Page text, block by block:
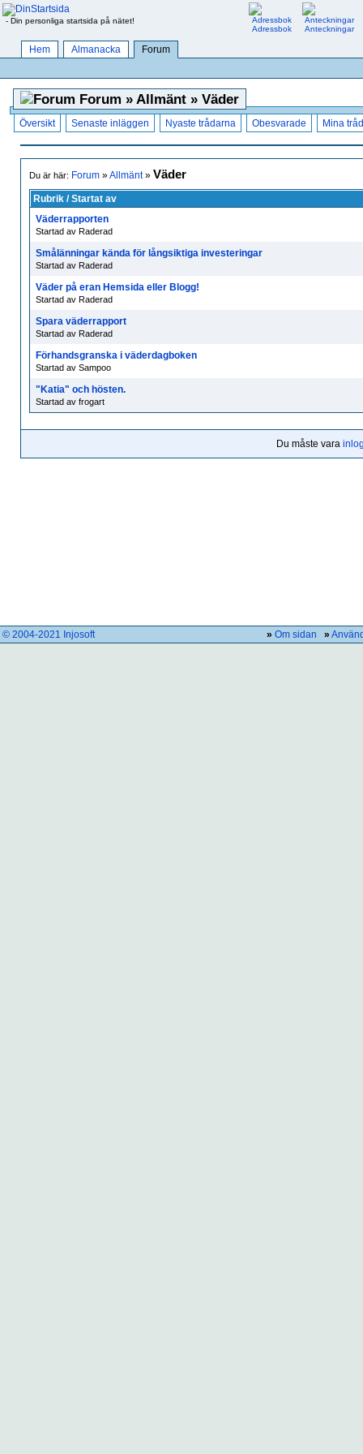
- Din personliga startsida på nätet!
Adressbok
Anteckningar
Hem Almanacka Forum
Forum » Allmänt » Väder
Översikt Senaste inläggen Nyaste trådarna Obesvarade Mina
Du är här: Forum»Allmänt» Väder
Rubrik / Startat av
Väderrapporten
Startad av Raderad
Smålänningar kända för långsiktiga investeringar
Startad av Raderad
Väder på eran Hemsida eller Blogg!
Startad av Raderad
Spara väderrapport
Startad av Raderad
Förhandsgranska i väderdagboken
Startad av Sampoo
"Katia" och hösten.
Startad av frogart
Du måste vara
© 2004-2021 Injosoft » Om sidan »